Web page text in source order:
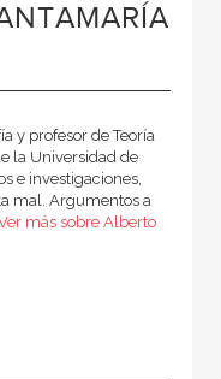
y profesor de Teoría
la Universidad de
e investigaciones,
mal. Argumentos a
más sobre Alberto